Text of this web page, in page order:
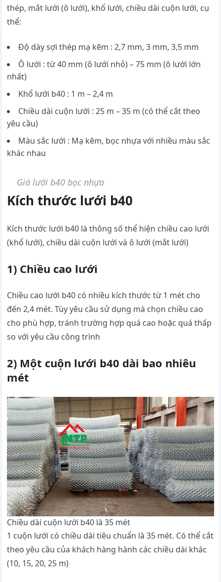
thép, mắt lưới (ô lưới), khổ lưới, chiều dài cuộn lưới, cụ
thể:
Độ dày sợi thép mạ kẽm : 2,7 mm, 3 mm, 3,5 mm
Ô lưới : từ 40 mm (ô lưới nhỏ) – 75 mm (ô lưới lớn
nhất)
Khổ lưới b40 : 1 m – 2,4 m
Chiều dài cuộn lưới : 25 m – 35 m (có thể cắt theo
yêu cầu)
Màu sắc lưới : Mạ kẽm, bọc nhựa với nhiều màu sắc
khác nhau
Giá lưới b40 bọc nhựa
Kích thước lưới b40
Kích thước lưới b40 là thông số thể hiện chiều cao lưới
(khổ lưới), chiều dài cuộn lưới và ô lưới (mắt lưới)
1) Chiều cao lưới
Chiều cao lưới b40 có nhiều kích thước từ 1 mét cho
đến 2,4 mét. Tùy yêu cầu sử dụng mà chọn chiều cao
cho phù hợp, tránh trường hợp quá cao hoặc quá thấp
so với yêu cầu công trình
2) Một cuộn lưới b40 dài bao nhiêu
mét
Chiều dài cuộn lưới b40 là 35 mét
1 cuộn lưới có chiều dài tiêu chuẩn là 35 mét. Có thể cắt
theo yêu cầu của khách hàng hành các chiều dài khác
(10, 15, 20, 25 m)